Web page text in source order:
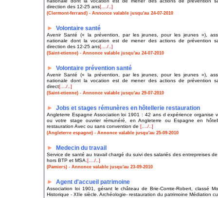
direction des 12-25 ans[..../..]
(Clermont-ferrand) - Annonce valable jusqu'au 24-07-2010
► Volontaire santé
Avenir Santé (« la prévention, par les jeunes, pour les jeunes »),
nationale dont la vocation est de mener des actions de prévention
direction des 12-25 ans[..../..]
(Saint-etienne) - Annonce valable jusqu'au 24-07-2010
► Volontaire prévention santé
Avenir Santé (« la prévention, par les jeunes, pour les jeunes »),
nationale dont la vocation est de mener des actions de prévention
direct[..../..]
(Saint-etienne) - Annonce valable jusqu'au 29-07-2010
► Jobs et stages rémunères en hôtellerie restauration
Angleterre Espagne Association loi 1901 : 42 ans d expérience organise
ou votre stage ouvrier rémunéré, en Angleterre ou Espagne en
restauration Avec ou sans convention de [..../..]
(Angleterre espagne) - Annonce valable jusqu'au 25-09-2010
► Medecin du travail
Service de santé au travail chargé du suivi des salariés des entrepreises
hors BTP et MSA. [..../..]
(Pamiers) - Annonce valable jusqu'au 23-09-2010
► Agent d'accueil patrimoine
Association loi 1901, gérant le château de Brie-Comte-Robert, classé
Historique - XIIe siècle. Archéologie- restauration du patrimoine Médiation